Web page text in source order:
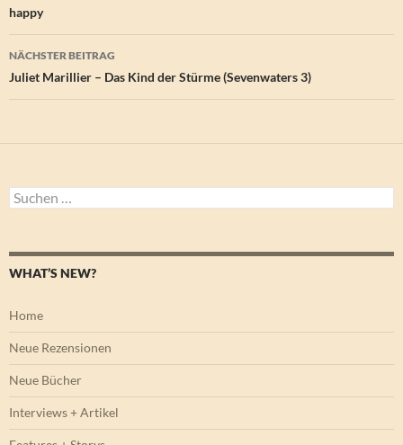
happy
NÄCHSTER BEITRAG
Juliet Marillier – Das Kind der Stürme (Sevenwaters 3)
Suchen
nach:
WHAT’S NEW?
Home
Neue Rezensionen
Neue Bücher
Interviews + Artikel